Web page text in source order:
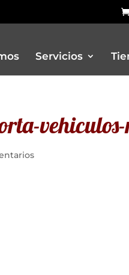
Servicios